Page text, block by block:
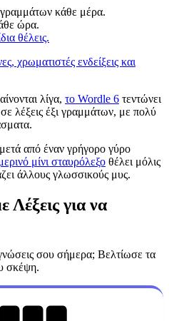
κάθε μέρα.
ώρα.
θέλεις.
χρωματιστές ενδείξεις και
λίγα, το Wordle 6 τεντώνει
λέξεις έξι γραμμάτων, με πολύ
από έναν γρήγορο γύρο
μίνι σταυρόλεξο θέλει μόλις
άλλους γλωσσικούς μυς.
Λέξεις για να
σου σήμερα; Βελτίωσε τα
σκέψη.